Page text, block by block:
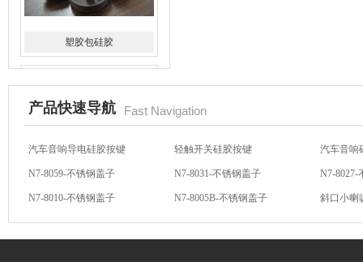
水橡胶过滤网
酒罐密封圈
产品快速导航 Fast Navigation
汽车音响导电硅胶按键 轻触开关硅胶按键 汽车音响
N7-8059-不锈钢盖子 N7-8031-不锈钢盖子 N7-8027-
N7-8010-不锈钢盖子 N7-8005B-不锈钢盖子 斜口小喇
方向盘硅胶按键 汽车音响硅胶按键 硅胶按键